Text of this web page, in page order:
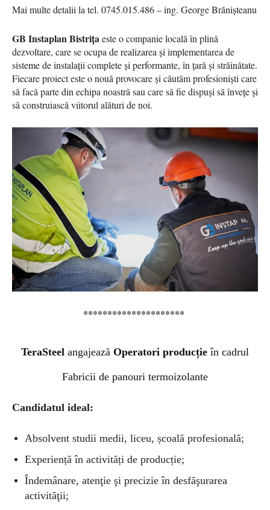
Mai multe detalii la tel. 0745.015.486 – ing. George Brănișteanu
GB Instaplan Bistrițaeste o companie locală în plină
dezvoltare, care se ocupa de realizarea și implementarea de
sisteme de instalații complete și performante, în țară și străinătate.
Fiecare proiect este o nouă provocare și căutăm profesioniști care
să facă parte din echipa noastră sau care să fie dispuși să învețe și
să construiască viitorul alături de noi.
*********************
TeraSteel angajează Operatori producție în cadrul
Fabricii de panouri termoizolante
Candidatul ideal:
Absolvent studii medii, liceu, școală profesională;
Experiență în activități de producție;
Îndemânare, atenţie şi precizie în desfăşurarea
activităţii;